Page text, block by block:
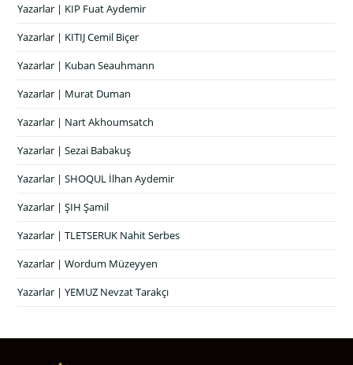
Yazarlar | KIP Fuat Aydemir
Yazarlar | KITIJ Cemil Biçer
Yazarlar | Kuban Seauhmann
Yazarlar | Murat Duman
Yazarlar | Nart Akhoumsatch
Yazarlar | Sezai Babakuş
Yazarlar | SHOQUL İlhan Aydemir
Yazarlar | ŞIH Şamil
Yazarlar | TLETSERUK Nahit Serbes
Yazarlar | Wordum Müzeyyen
Yazarlar | YEMUZ Nevzat Tarakçı